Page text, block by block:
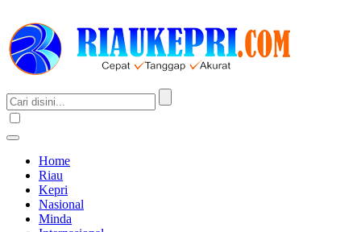
Home
Riau
Kepri
Nasional
Minda